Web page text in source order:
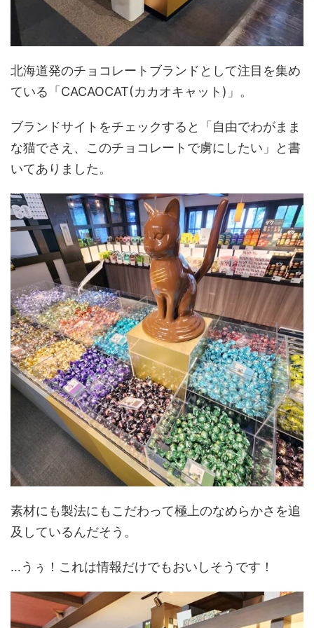
北海道発のチョコレートブランドとして注目を集め
ている「CACAOCAT(カカオキャット)」。
ブランドサイトをチェックすると「自由でわがまま
な猫でさえ、このチョコレートで虜にしたい」と書
いてありました。
素材にも製法にもこだわって極上のなめらかさを追
及しているんだそう。
…うぅ！これは情報だけでもおいしそうです！